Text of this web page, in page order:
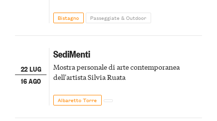
Bistagno Passeggiate & Outdoor
22 LUG
16 AGO
SediMenti
Mostra personale di arte contemporanea
dell'artista Silvia Ruata
Albaretto Torre